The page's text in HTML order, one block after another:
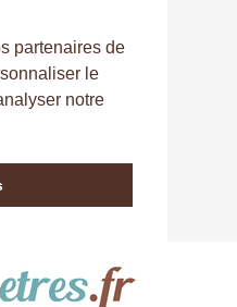
partenaires de
le
notre